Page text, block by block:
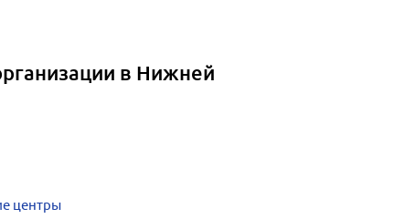
в Нижней
центры